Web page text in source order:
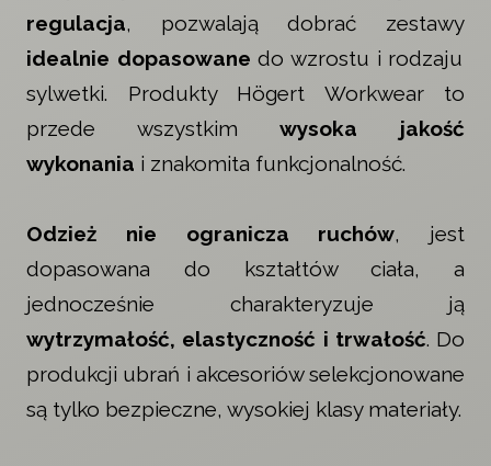
regulacja, pozwalają dobrać zestawy
idealnie dopasowane do wzrostu i rodzaju
sylwetki. Produkty Högert Workwear to
przede wszystkim wysoka jakość
wykonania i znakomita funkcjonalność.
Odzież nie ogranicza ruchów, jest
dopasowana do kształtów ciała, a
jednocześnie charakteryzuje ją
wytrzymałość, elastyczność i trwałość. Do
produkcji ubrań i akcesoriów selekcjonowane
są tylko bezpieczne, wysokiej klasy materiały.